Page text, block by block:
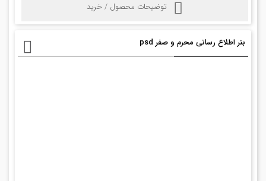
توضیحات محصول / خرید
بنر اطلاع رسانی محرم و صفر psd